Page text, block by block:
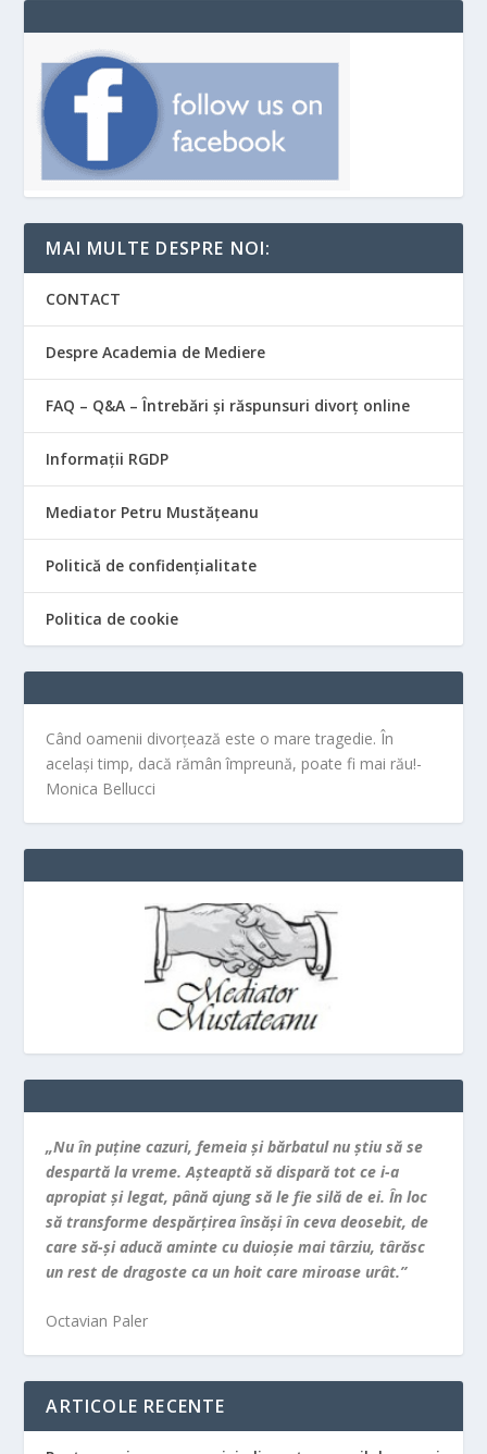
MAI MULTE DESPRE NOI:
CONTACT
Despre Academia de Mediere
FAQ – Q&A – Întrebări și răspunsuri divorț online
Informații RGDP
Mediator Petru Mustățeanu
Politică de confidențialitate
Politica de cookie
Când oamenii divorțează este o mare tragedie. În
același timp, dacă rămân împreună, poate fi mai rău!-
Monica Bellucci
„Nu în puţine cazuri, femeia şi bărbatul nu ştiu să se
despartă la vreme. Aşteaptă să dispară tot ce i-a
apropiat şi legat, până ajung să le fie silă de ei. În loc
să transforme despărţirea însăşi în ceva deosebit, de
care să-şi aducă aminte cu duioşie mai târziu, târăsc
un rest de dragoste ca un hoit care miroase urât.”
Octavian Paler
ARTICOLE RECENTE